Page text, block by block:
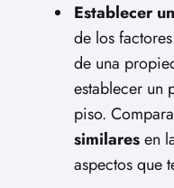
Establecer
de los
de una
establecer un
piso.
similaresen
aspectos que